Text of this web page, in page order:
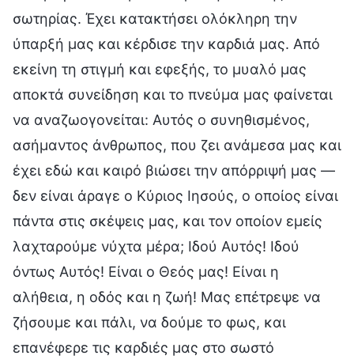
σωτηρίας. Έχει κατακτήσει ολόκληρη την
ύπαρξή μας και κέρδισε την καρδιά μας. Από
εκείνη τη στιγμή και εφεξής, το μυαλό μας
αποκτά συνείδηση και το πνεύμα μας φαίνεται
να αναζωογονείται: Αυτός ο συνηθισμένος,
ασήμαντος άνθρωπος, που ζει ανάμεσα μας και
έχει εδώ και καιρό βιώσει την απόρριψή μας —
δεν είναι άραγε ο Κύριος Ιησούς, ο οποίος είναι
πάντα στις σκέψεις μας, και τον οποίον εμείς
λαχταρούμε νύχτα μέρα; Ιδού Αυτός! Ιδού
όντως Αυτός! Είναι ο Θεός μας! Είναι η
αλήθεια, η οδός και η ζωή! Μας επέτρεψε να
ζήσουμε και πάλι, να δούμε το φως, και
επανέφερε τις καρδιές μας στο σωστό